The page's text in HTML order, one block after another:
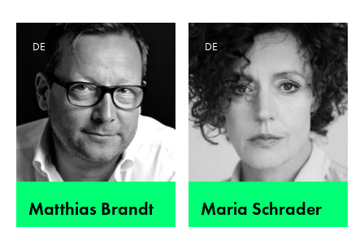
Matthias Brandt
DE
Maria Schrader
DE